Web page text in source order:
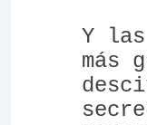
Y las
más